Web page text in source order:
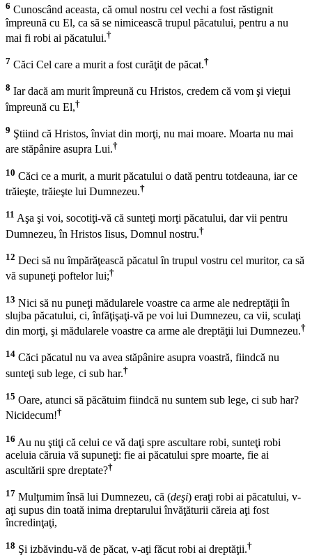
6 Cunoscând aceasta, că omul nostru cel vechi a fost răstignit
împreună cu El, ca să se nimicească trupul păcatului, pentru a nu
mai fi robi ai păcatului.†
7 Căci Cel care a murit a fost curăţit de păcat.†
8 Iar dacă am murit împreună cu Hristos, credem că vom şi vieţui
împreună cu El,†
9 Ştiind că Hristos, înviat din morţi, nu mai moare. Moarta nu mai
are stăpânire asupra Lui.†
10 Căci ce a murit, a murit păcatului o dată pentru totdeauna, iar ce
trăieşte, trăieşte lui Dumnezeu.†
11 Aşa şi voi, socotiţi-vă că sunteţi morţi păcatului, dar vii pentru
Dumnezeu, în Hristos Iisus, Domnul nostru.†
12 Deci să nu împărăţească păcatul în trupul vostru cel muritor, ca să
vă supuneţi poftelor lui;†
13 Nici să nu puneţi mădularele voastre ca arme ale nedreptăţii în
slujba păcatului, ci, înfăţişaţi-vă pe voi lui Dumnezeu, ca vii, sculaţi
din morţi, şi mădularele voastre ca arme ale dreptăţii lui Dumnezeu.†
14 Căci păcatul nu va avea stăpânire asupra voastră, fiindcă nu
sunteţi sub lege, ci sub har.†
15 Oare, atunci să păcătuim fiindcă nu suntem sub lege, ci sub har?
Nicidecum!†
16 Au nu ştiţi că celui ce vă daţi spre ascultare robi, sunteţi robi
aceluia căruia vă supuneţi: fie ai păcatului spre moarte, fie ai
ascultării spre dreptate?†
17 Mulţumim însă lui Dumnezeu, că (deşi) eraţi robi ai păcatului, v-
aţi supus din toată inima dreptarului învăţăturii căreia aţi fost
încredinţaţi,
18 Şi izbăvindu-vă de păcat, v-aţi făcut robi ai dreptăţii.†